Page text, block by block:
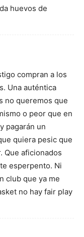
huevos de
compran a los
Una auténtica
no queremos que
o peor que en
pagarán un
quiera pesic que
Que aficionados
esperpento. Ni
club que ya me
no hay fair play